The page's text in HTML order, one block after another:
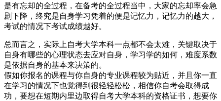
是有忘却的全过程，在备考的全过程当中，大家的忘却率会急
剧下降，终究是自身学习凭着的便是记忆力，记忆力的越大，
考试的情况下考试成绩越好。
总而言之，实际上自考大学本科一点都不会太难，关键取决于
自身有哪些的心理状态去应对自身，学习学的如何，难度系数
是依据自身的基本来决策的。
假如你报名的课程与你自身的专业课程较为贴近，并且你一直
在学习的情况下也觉得到很轻轻松松，相信你自考会取得成
功，要想在短期内里边取得自考大学本科的资格证书，想要你